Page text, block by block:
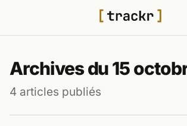
Archives du 15
4 articles publiés